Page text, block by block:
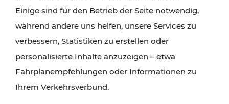
Attraktionen sind mit den Ticket- und Fahrplan-
Angeboten des VOR gut und schnell erreichbar.
Einige sind für den Betrieb der Seite notwendig,
während andere uns helfen, unsere Services zu
verbessern, Statistiken zu erstellen oder
personalisierte Inhalte anzuzeigen – etwa
Fahrplanempfehlungen oder Informationen zu
Ihrem Verkehrsverbund.